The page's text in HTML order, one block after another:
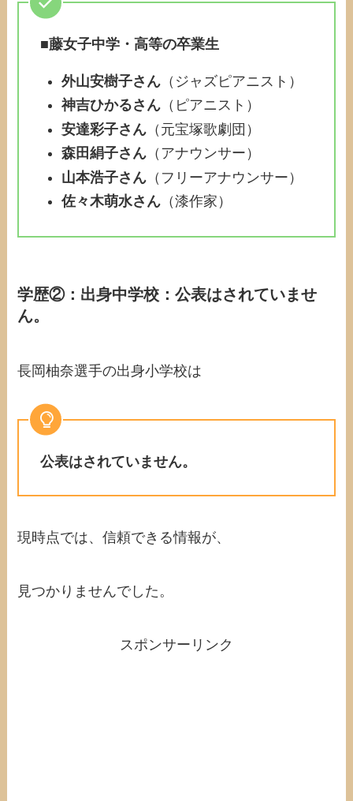
■藤女子中学・高等の卒業生
外山安樹子さん （ジャズピアニスト）
神吉ひかるさん （ピアニスト）
安達彩子さん （元宝塚歌劇団）
森田絹子さん （アナウンサー）
山本浩子さん （フリーアナウンサー）
佐々木萌水さん （漆作家）
学歴②：出身中学校：公表はされていませ
ん。
長岡柚奈選手の出身小学校は
公表はされていません。
現時点では、信頼できる情報が、
見つかりませんでした。
スポンサーリンク